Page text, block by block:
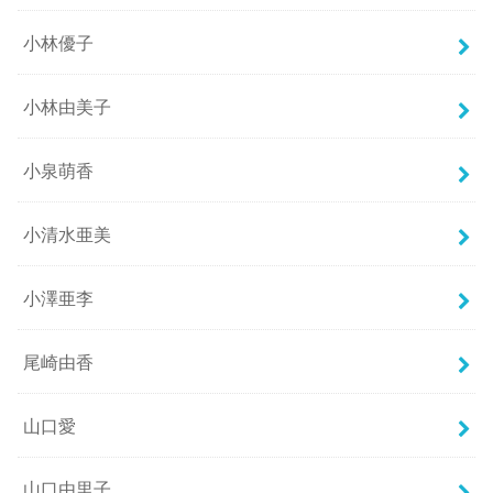
小林優子
小林由美子
小泉萌香
小清水亜美
小澤亜李
尾崎由香
山口愛